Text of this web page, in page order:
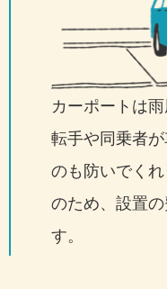
カーポートは
転手や同乗者
のも防いでく
のため、設置
す。